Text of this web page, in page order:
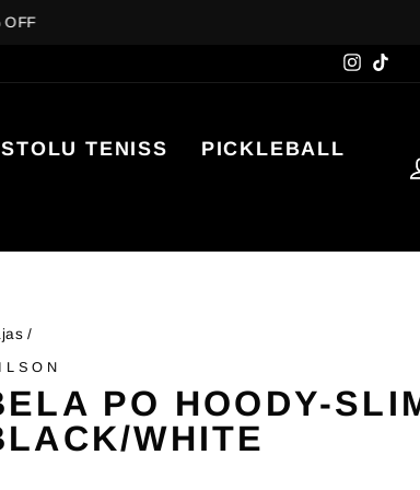
STOLU TENISS
PICKLEBALL
/
PO HOODY-
WHITE